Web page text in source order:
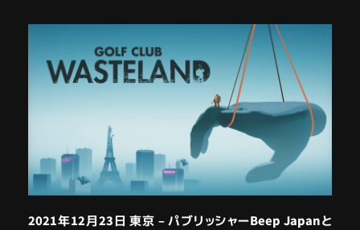
2021年12月23日 東京 – パブリッシャーBeep Japanと